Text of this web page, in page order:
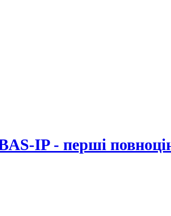
IP - перші